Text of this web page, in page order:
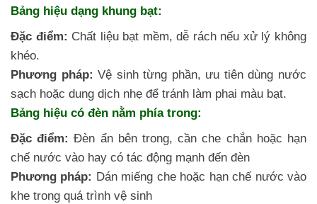
Bảng hiệu dạng khung bạt:
Đặc điểm: Chất liệu bạt mềm, dễ rách nếu xử lý không
khéo.
Phương pháp: Vệ sinh từng phần, ưu tiên dùng nước
sạch hoặc dung dịch nhẹ để tránh làm phai màu bạt.
Bảng hiệu có đèn nằm phía trong:
Đặc điểm: Đèn ẩn bên trong, cần che chắn hoặc hạn
chế nước vào hay có tác động mạnh đến đèn
Phương pháp: Dán miếng che hoặc hạn chế nước vào
khe trong quá trình vệ sinh